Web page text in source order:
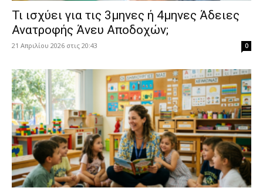
​Τι ισχύει για τις 3μηνες ή 4μηνες Άδειες
Ανατροφής Άνευ Αποδοχών;
21 Απριλίου 2026 στις 20:43 0